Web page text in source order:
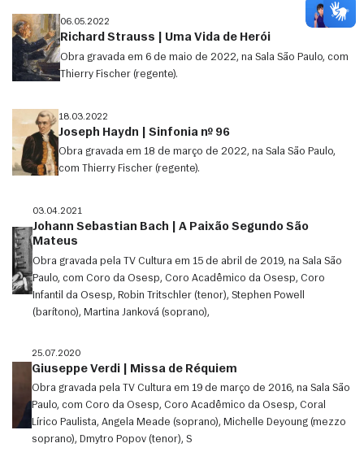
06.05.2022
Richard Strauss | Uma Vida de Herói
Obra gravada em 6 de maio de 2022, na Sala São Paulo, com
Thierry Fischer (regente).
18.03.2022
Joseph Haydn | Sinfonia nº 96
Obra gravada em 18 de março de 2022, na Sala São Paulo,
com Thierry Fischer (regente).
03.04.2021
Johann Sebastian Bach | A Paixão Segundo São
Mateus
Obra gravada pela TV Cultura em 15 de abril de 2019, na Sala São
Paulo, com Coro da Osesp, Coro Acadêmico da Osesp, Coro
Infantil da Osesp, Robin Tritschler (tenor), Stephen Powell
(barítono), Martina Janková (soprano),
25.07.2020
Giuseppe Verdi | Missa de Réquiem
Obra gravada pela TV Cultura em 19 de março de 2016, na Sala São
Paulo, com Coro da Osesp, Coro Acadêmico da Osesp, Coral
Lírico Paulista, Angela Meade (soprano), Michelle Deyoung (mezzo
soprano), Dmytro Popov (tenor), S